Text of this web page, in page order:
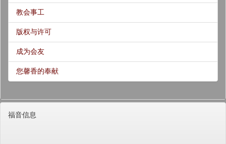
教会事工
版权与许可
成为会友
您馨香的奉献
福音信息